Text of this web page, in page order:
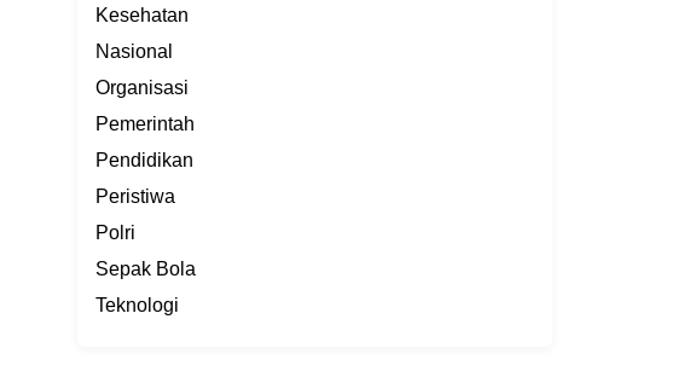
Kesehatan
Nasional
Organisasi
Pemerintah
Pendidikan
Peristiwa
Polri
Sepak Bola
Teknologi